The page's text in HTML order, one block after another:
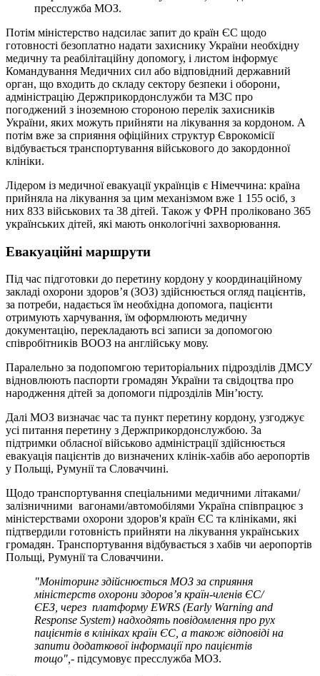
пресслужба МОЗ.
Потім міністерство надсилає запит до країн ЄС щодо
готовності безоплатно надати захиснику України необхідну
медичну та реабілітаційну допомогу, і листом інформує
Командування Медичних сил або відповідний державний
орган, що входить до складу сектору безпеки і оборони,
адміністрацію Держприкордонслужби та МЗС про
погоджений з іноземною стороною перелік захисників
України, яких можуть прийняти на лікування за кордоном. А
потім вже за сприяння офіційних структур Єврокомісії
відбувається транспортування військового до закордонної
клініки.
Лідером із медичної евакуації українців є Німеччина: країна
прийняла на лікування за цим механізмом вже 1 155 осіб, з
них 833 військових та 38 дітей. Також у ФРН проліковано 365
українських дітей, які мають онкологічні захворювання.
Евакуаційні маршрути
Під час підготовки до перетину кордону у координаційному
закладі охорони здоров’я (ЗОЗ) здійснюється огляд пацієнтів,
за потреби, надається їм необхідна допомога, пацієнти
отримують харчування, їм оформлюють медичну
документацію, перекладають всі записи за допомогою
співробітників ВООЗ на англійську мову.
Паралельно за подопомгою територіальних підрозділів ДМСУ
відновлюють паспорти громадян України та свідоцтва про
народження дітей за допомоги підрозділів Мін’юсту.
Далі МОЗ визначає час та пункт перетину кордону, узгоджує
усі питання перетину з Держприкордонслужбою. За
підтримки обласної військово адміністрації здійснюється
евакуація пацієнтів до визначених клінік-хабів або аеропортів
у Польщі, Румунії та Словаччині.
Щодо транспортування спеціальними медичними літаками/
залізничними вагонами/автомобілями Україна співпрацює з
міністерствами охорони здоров'я країн ЄС та клініками, які
підтвердили готовність прийняти на лікування українських
громадян. Транспортування відбувається з хабів чи аеропортів
Польщі, Румунії та Словаччини.
"Моніторинг здійснюється МОЗ за сприяння
міністерств охорони здоров’я країн-членів ЄС/
ЄЕЗ, через платформу EWRS (Early Warning and
Response System) надходять повідомлення про рух
пацієнтів в клініках країн ЄС, а також відповіді на
запити додаткової інформації про пацієнтів
тощо", - підсумовує пресслужба МОЗ.